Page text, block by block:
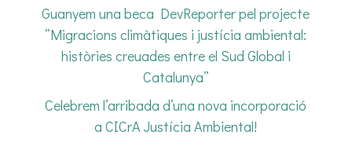
Guanyem una beca DevReporter pel projecte
“Migracions climàtiques i justícia ambiental:
històries creuades entre el Sud Global i
Catalunya”
Celebrem l’arribada d’una nova incorporació
a CICrA Justícia Ambiental!